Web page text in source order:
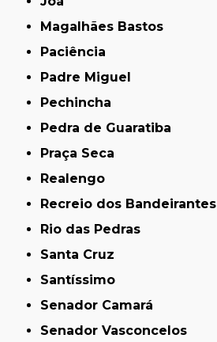
Magalhães Bastos
Paciência
Padre Miguel
Pechincha
Pedra de Guaratiba
Praça Seca
Realengo
Recreio dos Bandeirantes
Rio das Pedras
Santa Cruz
Santíssimo
Senador Camará
Senador Vasconcelos